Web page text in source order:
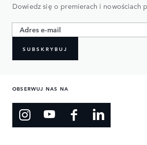
Dowiedz się o premierach i nowościach
SUBSKRYBUJ
OBSERWUJ NAS NA